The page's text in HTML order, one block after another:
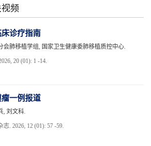
频
诊疗指南
会肺移植学组, 国家卫生健康委肺移植质控中心.
20 (01): 1 -14.
一例报道
, 刘文科.
. 2026, 12 (01): 57 -59.